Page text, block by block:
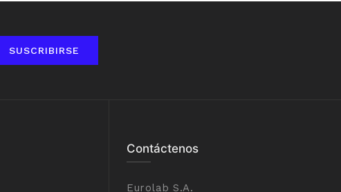
SUSCRIBIRSE
Contáctenos
Eurolab S.A.